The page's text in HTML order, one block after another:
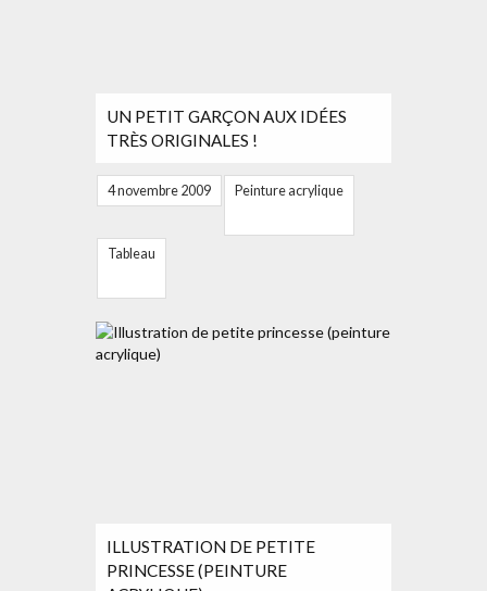
UN PETIT GARÇON AUX IDÉES
TRÈS ORIGINALES !
4 novembre 2009 Peinture acrylique
Tableau
ILLUSTRATION DE PETITE
PRINCESSE (PEINTURE